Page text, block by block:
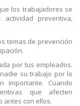
los trabajadores se
preventiva,
temas de prevención
por tus empleados.
su trabajo por lo
importante. Cuando
que afecten
antes con ellos.